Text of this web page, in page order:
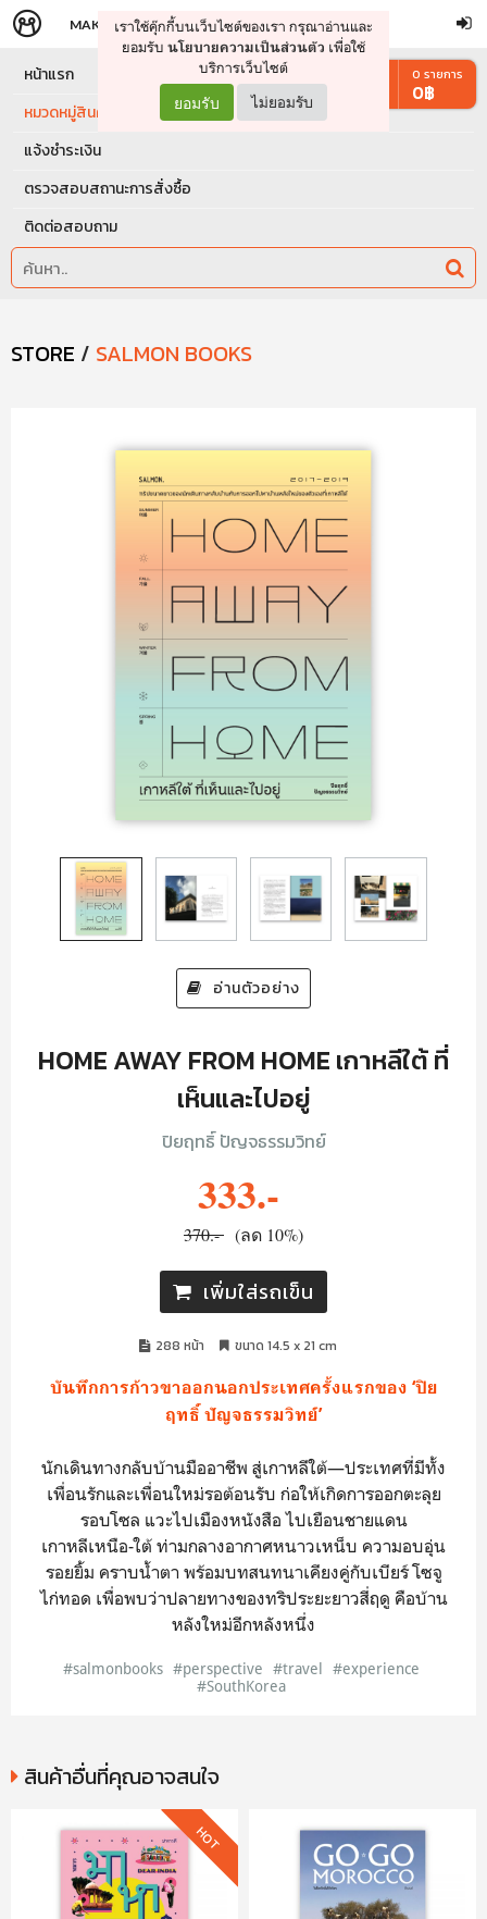
จัดการรถเข็น ดำเนินการต่อ
MAKERS STORE
เราใช้คุ๊กกี้บนเว็บไซต์ของเรา กรุณาอ่านและ
ยอมรับ นโยบายความเป็นส่วนตัว เพื่อใช้
บริการเว็บไซต์
ยอมรับ ไม่ยอมรับ
หน้าแรก
หมวดหมู่สินค้า
แจ้งชำระเงิน
ตรวจสอบสถานะการสั่งซื้อ
ติดต่อสอบถาม
0 รายการ
0฿
STORE / SALMON BOOKS
อ่านตัวอย่าง
HOME AWAY FROM HOME เกาหลีใต้ ที่
เห็นและไปอยู่
ปิยฤทธิ์ ปัญจธรรมวิทย์
333.-
370.- (ลด 10%)
เพิ่มใส่รถเข็น
288 หน้า ขนาด 14.5 x 21 cm
บันทึกการก้าวขาออกนอกประเทศครั้งแรกของ ‘ปิย
ฤทธิ์ ปัญจธรรมวิทย์’
นักเดินทางกลับบ้านมืออาชีพ สู่เกาหลีใต้—ประเทศที่มีทั้ง
เพื่อนรักและเพื่อนใหม่รอต้อนรับ ก่อให้เกิดการออกตะลุย
รอบโซล แวะไปเมืองหนังสือ ไปเยือนชายแดน
เกาหลีเหนือ-ใต้ ท่ามกลางอากาศหนาวเหน็บ ความอบอุ่น
รอยยิ้ม คราบน้ำตา พร้อมบทสนทนาเคียงคู่กับเบียร์ โซจู
ไก่ทอด เพื่อพบว่าปลายทางของทริประยะยาวสี่ฤดู คือบ้าน
หลังใหม่อีกหลังหนึ่ง
#salmonbooks #perspective #travel #experience
#SouthKorea
สินค้าอื่นที่คุณอาจสนใจ
HOT